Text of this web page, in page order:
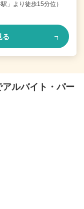
駅」より徒歩15分位）
る
ルバイト・パー